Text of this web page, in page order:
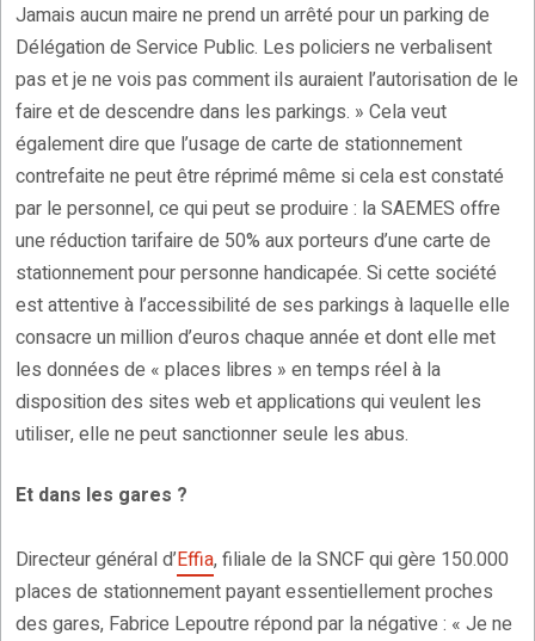
Jamais aucun maire ne prend un arrêté pour un parking de
Délégation de Service Public. Les policiers ne verbalisent
pas et je ne vois pas comment ils auraient l’autorisation de le
faire et de descendre dans les parkings. » Cela veut
également dire que l’usage de carte de stationnement
contrefaite ne peut être réprimé même si cela est constaté
par le personnel, ce qui peut se produire : la SAEMES offre
une réduction tarifaire de 50% aux porteurs d’une carte de
stationnement pour personne handicapée. Si cette société
est attentive à l’accessibilité de ses parkings à laquelle elle
consacre un million d’euros chaque année et dont elle met
les données de « places libres » en temps réel à la
disposition des sites web et applications qui veulent les
utiliser, elle ne peut sanctionner seule les abus.
Et dans les gares ?
Directeur général d’Effia, filiale de la SNCF qui gère 150.000
places de stationnement payant essentiellement proches
des gares, Fabrice Lepoutre répond par la négative : « Je ne